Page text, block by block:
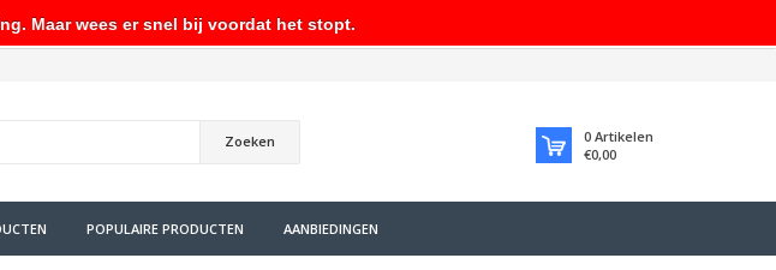
Zoeken 0 Artikelen
€0,00
POPULAIRE PRODUCTEN AANBIEDINGEN
Maar wees er snel bij voordat het stopt.